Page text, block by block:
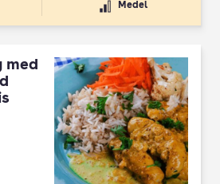
Medel